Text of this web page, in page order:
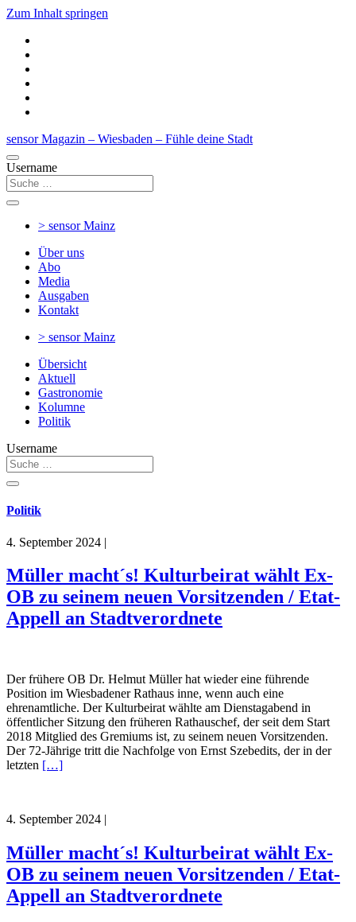
Zum Inhalt springen
sensor Magazin – Wiesbaden – Fühle deine Stadt
Username
> sensorMainz
Über uns
Abo
Media
Ausgaben
Kontakt
> sensorMainz
Übersicht
Aktuell
Gastronomie
Kolumne
Politik
Username
Politik
4. September 2024 |
Müller macht´s! Kulturbeirat wählt Ex-
OB zu seinem neuen Vorsitzenden / Etat-
Appell an Stadtverordnete
Der frühere OB Dr. Helmut Müller hat wieder eine führende
Position im Wiesbadener Rathaus inne, wenn auch eine
ehrenamtliche. Der Kulturbeirat wählte am Dienstagabend in
öffentlicher Sitzung den früheren Rathauschef, der seit dem Start
2018 Mitglied des Gremiums ist, zu seinem neuen Vorsitzenden.
Der 72-Jährige tritt die Nachfolge von Ernst Szebedits, der in der
letzten […]
4. September 2024 |
Müller macht´s! Kulturbeirat wählt Ex-
OB zu seinem neuen Vorsitzenden / Etat-
Appell an Stadtverordnete